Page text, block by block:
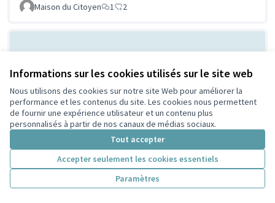
Informations sur les cookies utilisés sur le site web
Nous utilisons des cookies sur notre site Web pour améliorer la
performance et les contenus du site. Les cookies nous permettent
de fournir une expérience utilisateur et un contenu plus
personnalisés à partir de nos canaux de médias sociaux.
Tout accepter
Accepter seulement les cookies essentiels
Paramètres
Maison du Citoyen 1 2
Vilain grand cône de béton ou
atelier de création et
d'expression ...?
par le tri
citoyen
Sylvie Orkisz 2 3